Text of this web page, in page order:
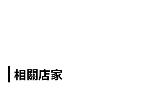
相關店家